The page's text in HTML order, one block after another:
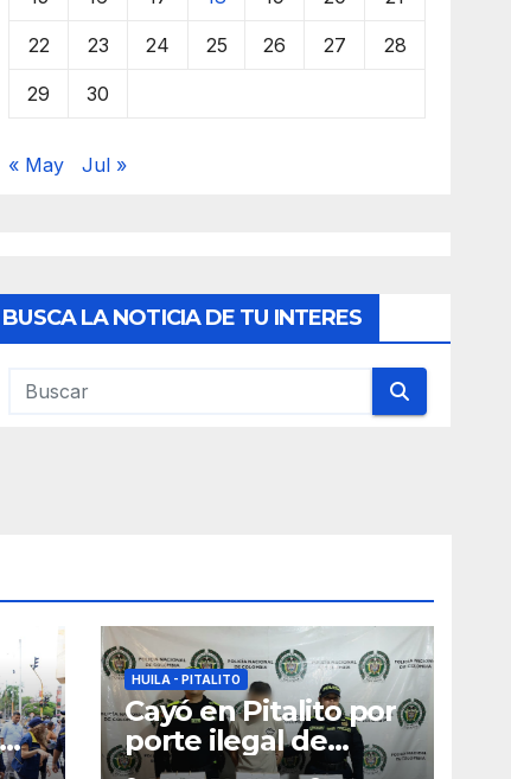
22 23 24 25 26 27 28
29 30
« May Jul »
BUSCA LA NOTICIA DE TU INTERES
HUILA - PITALITO
Cayó en Pitalito por
porte ilegal de
armas de fuego y